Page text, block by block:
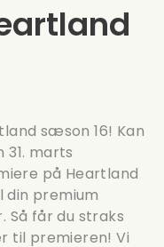
sæson 16! Kan
31. marts
på Heartland
din premium
Så får du straks
til premieren! Vi